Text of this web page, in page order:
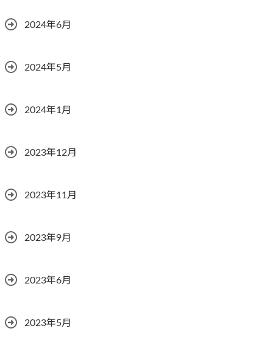
2024年6月
2024年5月
2024年1月
2023年12月
2023年11月
2023年9月
2023年6月
2023年5月